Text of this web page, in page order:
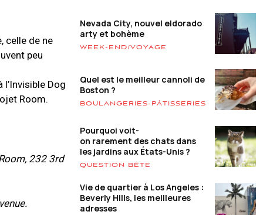
celle de ne
peu
Dog
Room.
232 3rd
Nevada City, nouvel eldorado
arty et bohème
WEEK-END/VOYAGE
Quel est le meilleur cannoli de
Boston ?
BOULANGERIES-PÂTISSERIES
Pourquoi voit-
on rarement des chats dans
les jardins aux États-Unis ?
QUESTION BÊTE
Vie de quartier à Los Angeles :
Beverly Hills, les meilleures
adresses